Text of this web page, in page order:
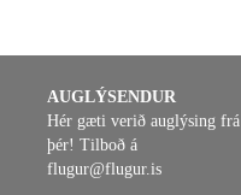
AUGLÝSENDUR
Hér gæti verið auglýsing frá
þér! Tilboð á
flugur@flugur.is